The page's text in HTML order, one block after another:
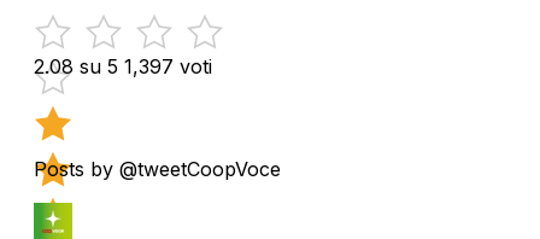
2.08 su 5 1,397 voti
Posts by @tweetCoopVoce